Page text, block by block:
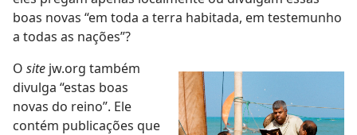
boas novas “em toda a terra habitada, em testemunho
a todas as nações”?
O site jw.org também
divulga “estas boas
novas do reino”. Ele
contém publicações que